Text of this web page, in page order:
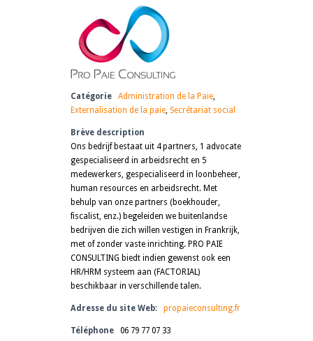
Catégorie Administration de la Paie,
Externalisation de la paie, Secrétariat social
Brève description
Ons bedrijf bestaat uit 4 partners, 1 advocate
gespecialiseerd in arbeidsrecht en 5
medewerkers, gespecialiseerd in loonbeheer,
human resources en arbeidsrecht. Met
behulp van onze partners (boekhouder,
fiscalist, enz.) begeleiden we buitenlandse
bedrijven die zich willen vestigen in Frankrijk,
met of zonder vaste inrichting. PRO PAIE
CONSULTING biedt indien gewenst ook een
HR/HRM systeem aan (FACTORIAL)
beschikbaar in verschillende talen.
Adresse du site Web: propaieconsulting.fr
Téléphone 06 79 77 07 33